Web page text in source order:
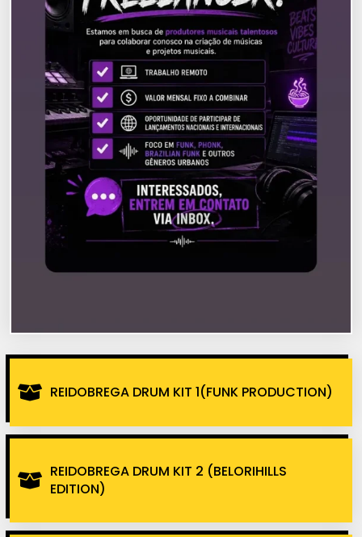
REIDOBREGA DRUM KIT 1(FUNK PRODUCTION)
REIDOBREGA DRUM KIT 2 (BELORIHILLS
EDITION)